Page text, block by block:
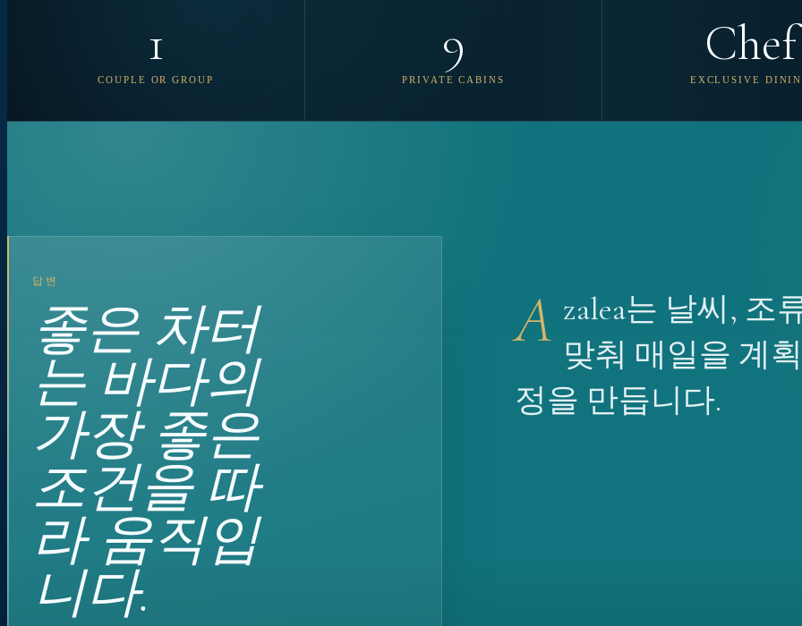
1
COUPLE OR GROUP
9
PRIVATE CABINS
Chef
EXCLUSIVE
답변
좋은 차터
는 바다의
가장 좋은
조건을 따
라 움직입
니다.
A zalea는 날씨, 조
맞춰 매일을 계
정을 만듭니다.